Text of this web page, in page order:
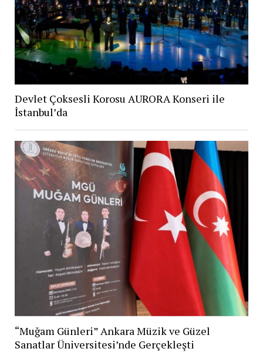
Devlet Çoksesli Korosu AURORA Konseri ile
İstanbul’da
“Muğam Günleri” Ankara Müzik ve Güzel
Sanatlar Üniversitesi’nde Gerçekleşti